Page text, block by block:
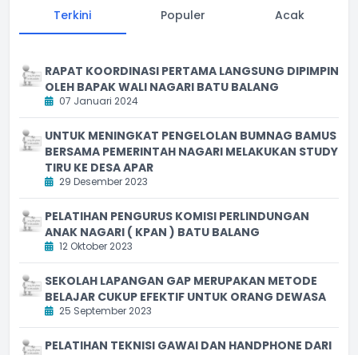
Terkini Populer Acak
RAPAT KOORDINASI PERTAMA LANGSUNG DIPIMPIN
OLEH BAPAK WALI NAGARI BATU BALANG
07 Januari 2024
UNTUK MENINGKAT PENGELOLAN BUMNAG BAMUS
BERSAMA PEMERINTAH NAGARI MELAKUKAN STUDY
TIRU KE DESA APAR
29 Desember 2023
PELATIHAN PENGURUS KOMISI PERLINDUNGAN
ANAK NAGARI ( KPAN ) BATU BALANG
12 Oktober 2023
SEKOLAH LAPANGAN GAP MERUPAKAN METODE
BELAJAR CUKUP EFEKTIF UNTUK ORANG DEWASA
25 September 2023
PELATIHAN TEKNISI GAWAI DAN HANDPHONE DARI